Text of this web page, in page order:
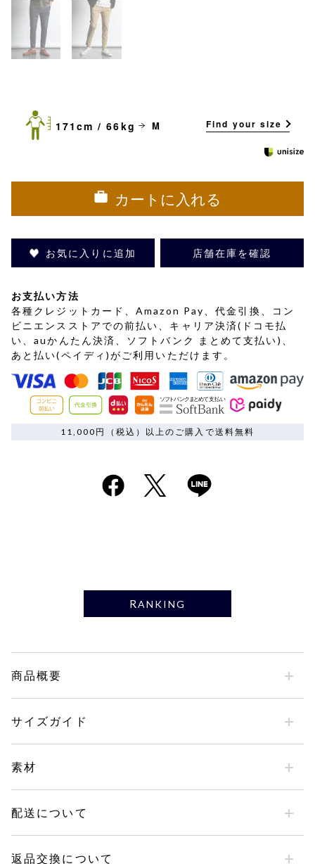
171cm / 66kg M Find your size
カートに入れる
お気に入りに追加 店舗在庫を確認
お支払い方法
各種クレジットカード、Amazon Pay、代金引換、コン
ビニエンスストアでの前払い、キャリア決済(ドコモ払
い、auかんたん決済、ソフトバンク まとめて支払い)、
あと払い(ペイディ)がご利用いただけます。
11,000円（税込）以上のご購入で送料無料
RANKING
商品概要
サイズガイド
素材
配送について
返品交換について